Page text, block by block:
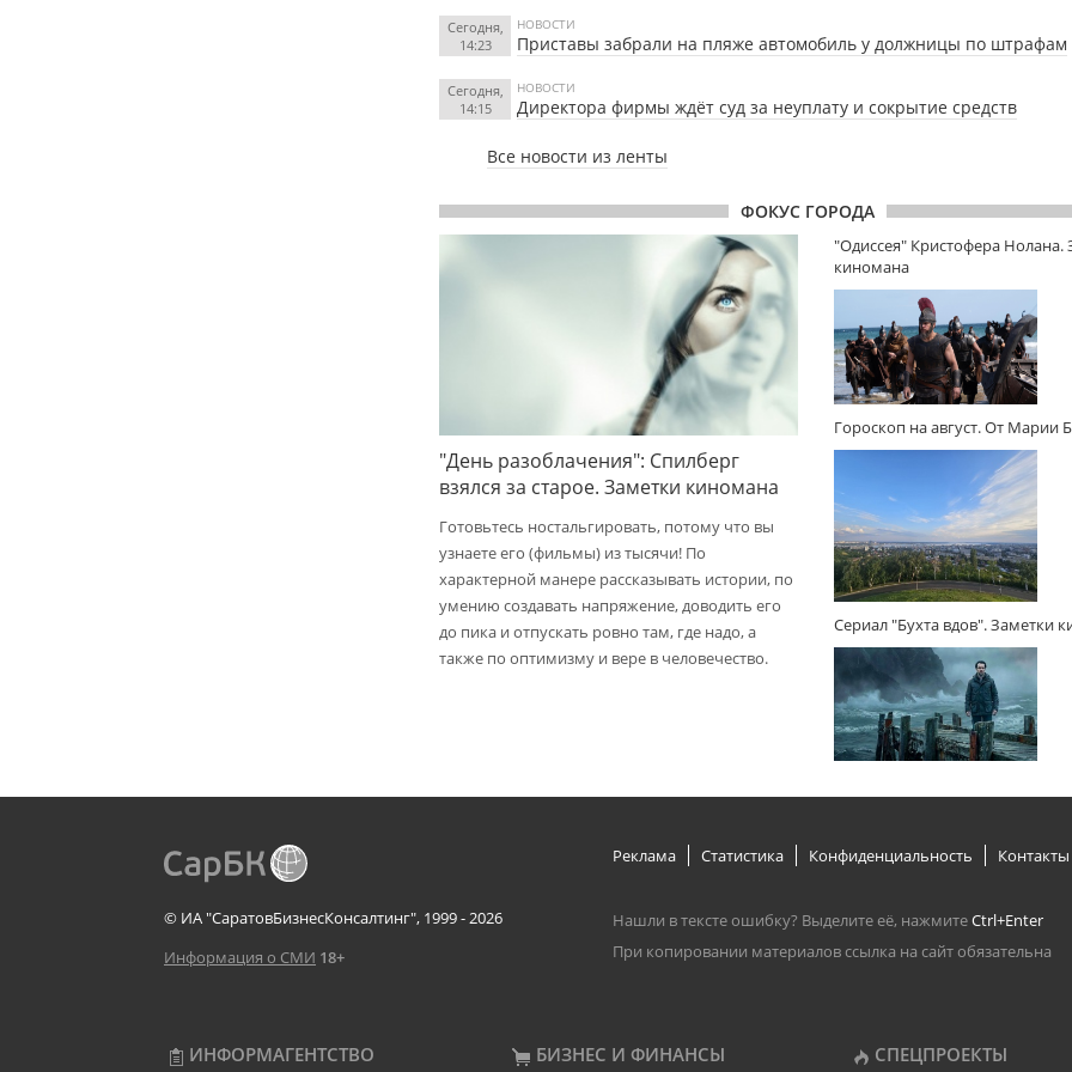
Сегодня,
14:23
НОВОСТИ
Приставы забрали на пляже автомобиль у должницы по штрафам
Сегодня,
14:15
НОВОСТИ
Директора фирмы ждёт суд за неуплату и сокрытие средств
Все новости из ленты
ФОКУС ГОРОДА
"День разоблачения": Спилберг
взялся за старое. Заметки киномана
Готовьтесь ностальгировать, потому что вы
узнаете его (фильмы) из тысячи! По
характерной манере рассказывать истории, по
умению создавать напряжение, доводить его
до пика и отпускать ровно там, где надо, а
также по оптимизму и вере в человечество.
"Одиссея" Кристофера Нолана.
киномана
Гороскоп на август. От Марии
Сериал "Бухта вдов". Заметки
© ИА "СаратовБизнесКонсалтинг", 1999 - 2026
Информация о СМИ 18+
Реклама Статистика Конфиденциальность Контакты
Нашли в тексте ошибку? Выделите её, нажмитеCtrl+Enter
При копировании материалов ссылка на сайт обязательна
ИНФОРМАГЕНТСТВО БИЗНЕС И ФИНАНСЫ СПЕЦПРОЕКТЫ